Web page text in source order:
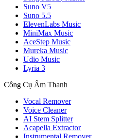
Suno V5
Suno 5.5
ElevenLabs Music
MiniMax Music
AceStep Music
Mureka Music
Udio Music
Lyria 3
Công Cụ Âm Thanh
Vocal Remover
Voice Cleaner
AI Stem Splitter
Acapella Extractor
Instrumental Remover